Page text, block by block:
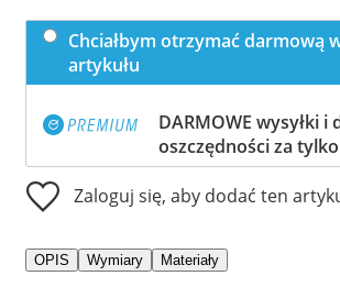
Chciałbym otrzymać darmową
artykułu
DARMOWE wysyłki i
oszczędności za
Zaloguj się, aby dodać ten
OPIS Wymiary Materiały